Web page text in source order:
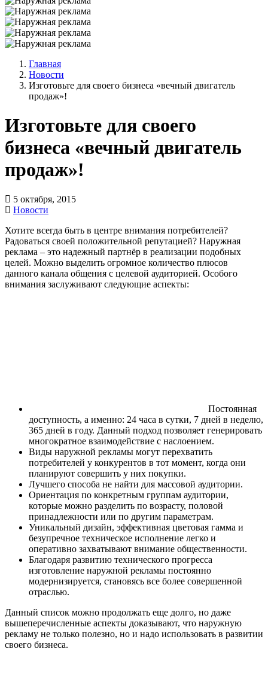
Главная
Новости
Изготовьте для своего бизнеса «вечный двигатель
продаж»!
Изготовьте для своего
бизнеса «вечный двигатель
продаж»!
5 октября, 2015
Новости
Хотите всегда быть в центре внимания потребителей?
Радоваться своей положительной репутацией? Наружная
реклама – это надежный партнёр в реализации подобных
целей. Можно выделить огромное количество плюсов
данного канала общения с целевой аудиторией. Особого
внимания заслуживают следующие аспекты:
Постоянная
доступность, а именно: 24 часа в сутки, 7 дней в неделю,
365 дней в году. Данный подход позволяет генерировать
многократное взаимодействие с наслоением.
Виды наружной рекламы могут перехватить
потребителей у конкурентов в тот момент, когда они
планируют совершить у них покупки.
Лучшего способа не найти для массовой аудитории.
Ориентация по конкретным группам аудитории,
которые можно разделить по возрасту, половой
принадлежности или по другим параметрам.
Уникальный дизайн, эффективная цветовая гамма и
безупречное техническое исполнение легко и
оперативно захватывают внимание общественности.
Благодаря развитию технического прогресса
изготовление наружной рекламы постоянно
модернизируется, становясь все более совершенной
отраслью.
Данный список можно продолжать еще долго, но даже
вышеперечисленные аспекты доказывают, что наружную
рекламу не только полезно, но и надо использовать в развитии
своего бизнеса.